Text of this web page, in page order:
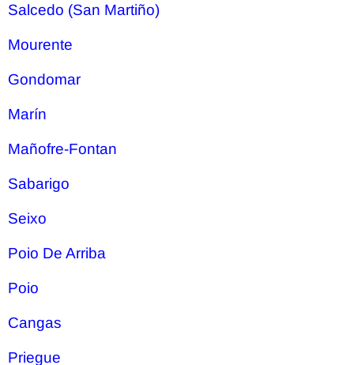
Salcedo (San Martiño)
Mourente
Gondomar
Marín
Mañofre-Fontan
Sabarigo
Seixo
Poio De Arriba
Poio
Cangas
Priegue